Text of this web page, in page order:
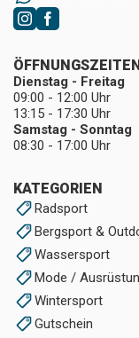
KATEGORIEN
Radsport
Bergsport &
Wassersport
Mode /
Wintersport
Gutschein
ÖFFNUNGSZEITEN
Dienstag - Freitag
09:00 - 12:00 Uhr
13:15 - 17:30 Uhr
Samstag - Sonntag
08:30 - 17:00 Uhr